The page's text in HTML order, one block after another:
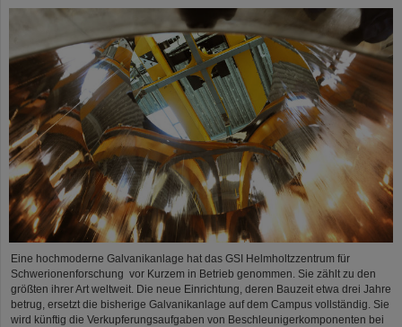
Eine hochmoderne Galvanikanlage hat das GSI Helmholtzzentrum für
Schwerionenforschung vor Kurzem in Betrieb genommen. Sie zählt zu den
größten ihrer Art weltweit. Die neue Einrichtung, deren Bauzeit etwa drei Jahre
betrug, ersetzt die bisherige Galvanikanlage auf dem Campus vollständig. Sie
wird künftig die Verkupferungsaufgaben von Beschleunigerkomponenten bei